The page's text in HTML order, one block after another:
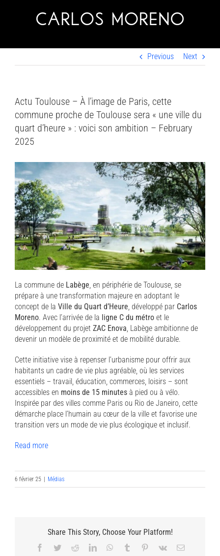
Previous Next
Actu Toulouse – À l’image de Paris, cette
commune proche de Toulouse sera « une ville du
quart d’heure » : voici son ambition – February
2025
La commune de Labège , en périphérie de Toulouse, se
prépare à une transformation majeure en adoptant le
concept de la Ville du Quart d’Heure , développé par Carlos
Moreno. Avec l’arrivée de la ligne C du métroet le
développement du projet ZAC Enova , Labège ambitionne de
devenir un modèle de proximité et de mobilité durable.
Cette initiative vise à repenser l’urbanisme pour offrir aux
habitants un cadre de vie plus agréable, où les services
essentiels – travail, éducation, commerces, loisirs – sont
accessibles en moins de 15 minutesà pied ou à vélo.
Inspirée par des villes comme Paris ou Rio de Janeiro, cette
démarche place l’humain au cœur de la ville et favorise une
transition vers un mode de vie plus écologique et inclusif.
Read more
6 février 25 | Médias
Share This Story, Choose Your Platform!
Facebook
TwitterRedditLinkedInWhatsApp
Tumblr Pinterest
Vk Email